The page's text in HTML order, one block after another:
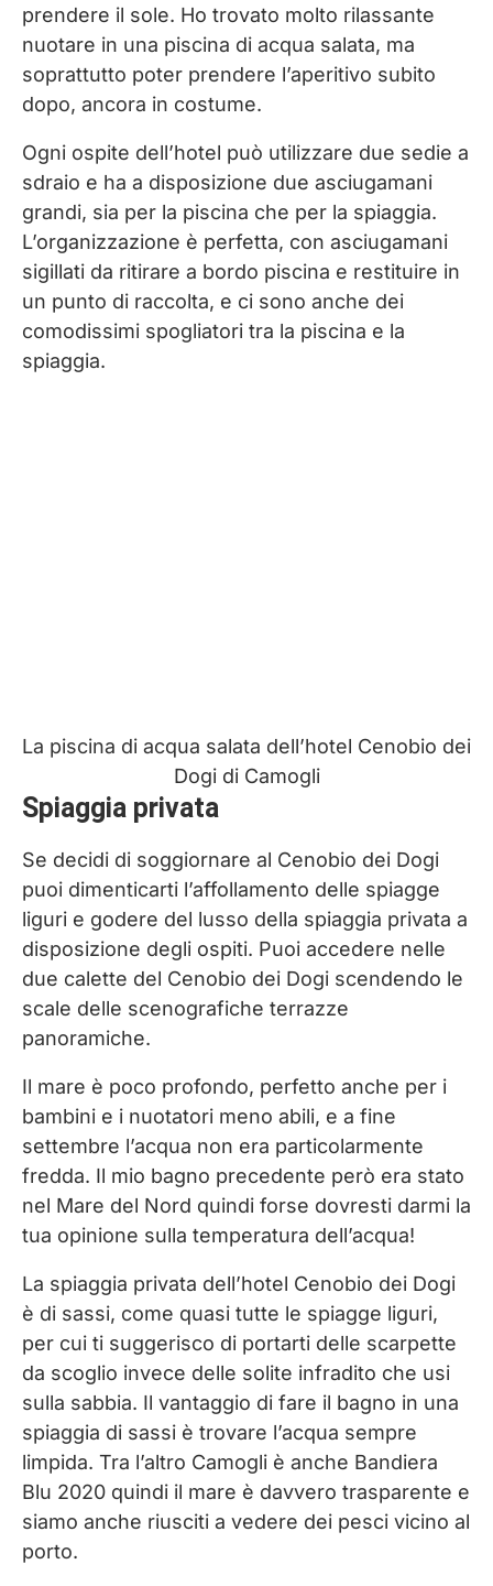
prendere il sole. Ho trovato molto rilassante
nuotare in una piscina di acqua salata, ma
soprattutto poter prendere l’aperitivo subito
dopo, ancora in costume.
Ogni ospite dell’hotel può utilizzare due sedie a
sdraio e ha a disposizione due asciugamani
grandi, sia per la piscina che per la spiaggia.
L’organizzazione è perfetta, con asciugamani
sigillati da ritirare a bordo piscina e restituire in
un punto di raccolta, e ci sono anche dei
comodissimi spogliatori tra la piscina e la
spiaggia.
La piscina di acqua salata dell’hotel Cenobio dei
Dogi di Camogli
Spiaggia privata
Se decidi di soggiornare al Cenobio dei Dogi
puoi dimenticarti l’affollamento delle spiagge
liguri e godere del lusso della spiaggia privata a
disposizione degli ospiti. Puoi accedere nelle
due calette del Cenobio dei Dogi scendendo le
scale delle scenografiche terrazze
panoramiche.
Il mare è poco profondo, perfetto anche per i
bambini e i nuotatori meno abili, e a fine
settembre l’acqua non era particolarmente
fredda. Il mio bagno precedente però era stato
nel Mare del Nord quindi forse dovresti darmi la
tua opinione sulla temperatura dell’acqua!
La spiaggia privata dell’hotel Cenobio dei Dogi
è di sassi, come quasi tutte le spiagge liguri,
per cui ti suggerisco di portarti delle scarpette
da scoglio invece delle solite infradito che usi
sulla sabbia. Il vantaggio di fare il bagno in una
spiaggia di sassi è trovare l’acqua sempre
limpida. Tra l’altro Camogli è anche Bandiera
Blu 2020 quindi il mare è davvero trasparente e
siamo anche riusciti a vedere dei pesci vicino al
porto.